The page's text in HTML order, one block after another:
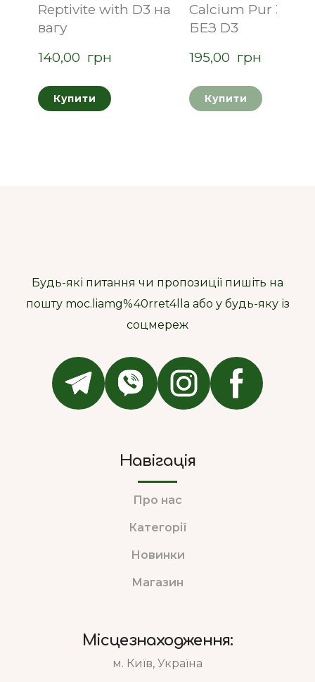
Reptivite with D3 на
вагу
140,00  грн
Купити
Calcium Pur 30
БЕЗ D3
195,00  грн
Купити
Будь-які питання чи пропозиції пишіть на
пошту moc.liamg%40rret4lla або у будь-яку із
соцмереж
Навігація
Про нас
Категорії
Новинки
Магазин
Місцезнаходження:
м. Київ, Україна